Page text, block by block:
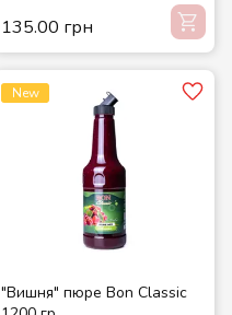
135.00 грн
New
"Вишня" пюре Bon Classic